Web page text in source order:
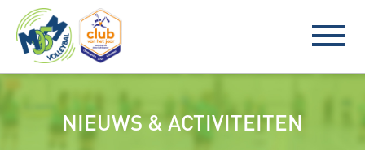
NIEUWS & ACTIVITEITEN